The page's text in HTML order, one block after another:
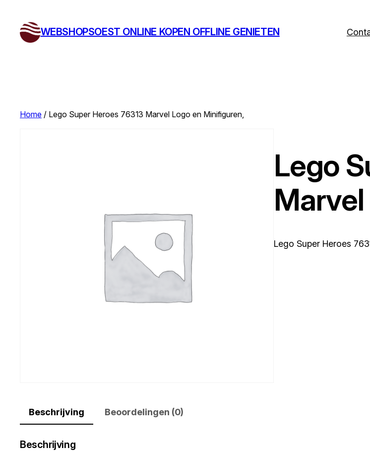
WEBSHOPSOEST ONLINE KOPEN OFFLINE GENIETEN
Home / Lego Super Heroes 76313 Marvel Logo en Minifiguren,
Lego
Lego Super Heroes
Beschrijving Beoordelingen (0)
Beschrijving